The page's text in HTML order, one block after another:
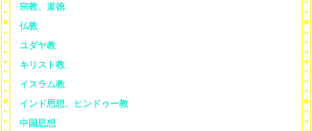
宗教、道徳
仏教
ユダヤ教
キリスト教
イスラム教
インド思想、ヒンドゥー教
中国思想